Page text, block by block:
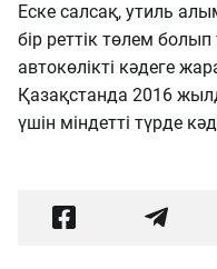
Еске салсақ, утиль
бір реттік төлем
автокөлікті кәдеге
Қазақстанда 2016
үшін міндетті түрде